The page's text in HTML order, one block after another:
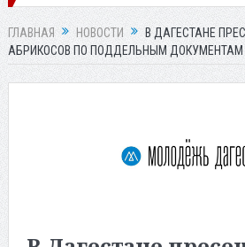
ГЛАВНАЯ НОВОСТИ
В ДАГЕСТАНЕ
АБРИКОСОВ ПО ПОДДЕЛЬНЫМ ДОКУМЕНТАМ